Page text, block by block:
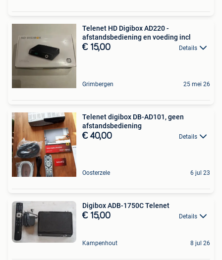
Telenet HD Digibox AD220 -
afstandsbediening en voeding incl
€ 15,00 Details
Grimbergen 25 mei 26
Telenet digibox DB-AD101, geen
afstandsbediening
€ 40,00 Details
Oosterzele 6 jul 23
Digibox ADB-1750C Telenet
€ 15,00 Details
Kampenhout 8 jul 26